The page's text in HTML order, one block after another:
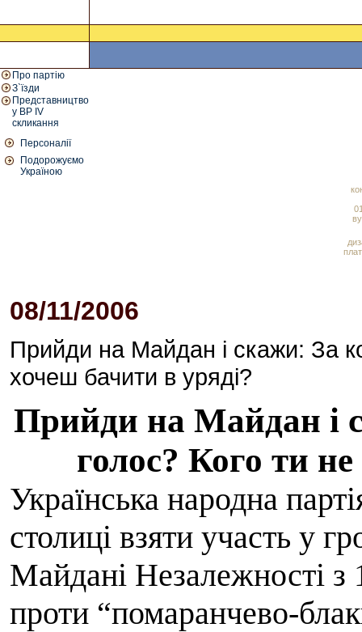
Про партію
З`їзди
Представництво
у ВР IV
скликання
Персоналії
Подорожуємо
Україною
08/11/2006
Прийди на Майдан і скажи: За
хочеш бачити в уряді?
Прийди на Майдан і
голос? Кого ти
Українська народна
столиці взяти участь у
Майдані Незалежності з
проти “помаранчево-